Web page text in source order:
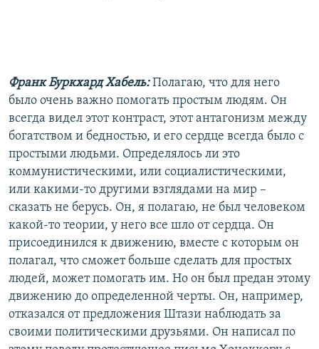
Франк Буркхард Хабель: Полагаю, что для него
было очень важно помогать простым людям. Он
всегда видел этот контраст, этот антагонизм между
богатством и бедностью, и его сердце всегда было с
простыми людьми. Определялось ли это
коммунистическими, или социалистическими,
или какими-то другими взглядами на мир –
сказать не берусь. Он, я полагаю, не был человеком
какой-то теории, у него все шло от сердца. Он
присоединился к движению, вместе с которым он
полагал, что сможет больше сделать для простых
людей, может помогать им. Но он был предан этому
движению до определенной черты. Он, например,
отказался от предложения Штази наблюдать за
своими политическими друзьями. Он написал по